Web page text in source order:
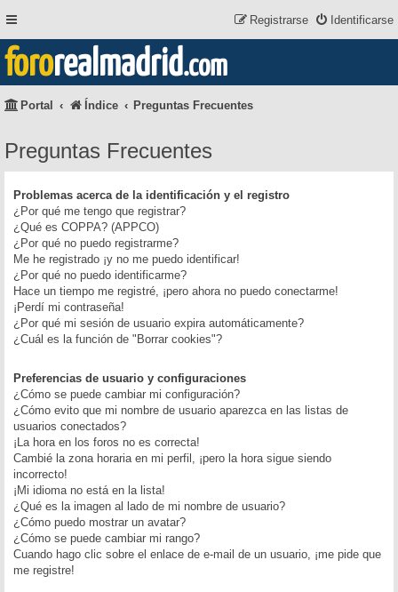
Identificarse
Registrarse
fororealmadrid.com
Portal Índice Preguntas Frecuentes
Preguntas Frecuentes
Problemas acerca de la identificación y el registro
¿Por qué me tengo que registrar?
¿Qué es COPPA? (APPCO)
¿Por qué no puedo registrarme?
Me he registrado ¡y no me puedo identificar!
¿Por qué no puedo identificarme?
Hace un tiempo me registré, ¡pero ahora no puedo conectarme!
¡Perdí mi contraseña!
¿Por qué mi sesión de usuario expira automáticamente?
¿Cuál es la función de "Borrar cookies"?
Preferencias de usuario y configuraciones
¿Cómo se puede cambiar mi configuración?
¿Cómo evito que mi nombre de usuario aparezca en las listas de
usuarios conectados?
¡La hora en los foros no es correcta!
Cambié la zona horaria en mi perfil, ¡pero la hora sigue siendo
incorrecto!
¡Mi idioma no está en la lista!
¿Qué es la imagen al lado de mi nombre de usuario?
¿Cómo puedo mostrar un avatar?
¿Cómo se puede cambiar mi rango?
Cuando hago clic sobre el enlace de e-mail de un usuario, ¡me pide que
me registre!